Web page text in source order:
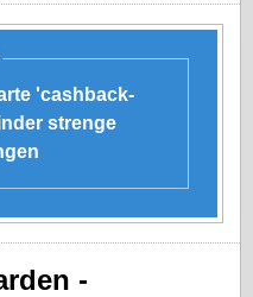
'cashback-
strenge
-